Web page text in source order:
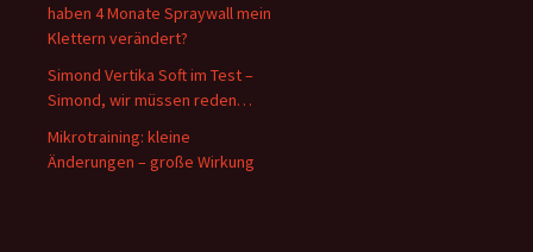
haben 4 Monate Spraywall mein
Klettern verändert?
Simond Vertika Soft im Test –
Simond, wir müssen reden…
Mikrotraining: kleine
Änderungen – große Wirkung